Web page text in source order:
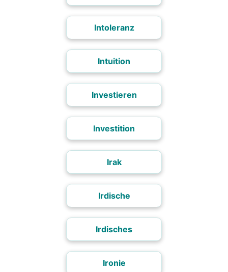
Intoleranz
Intuition
Investieren
Investition
Irak
Irdische
Irdisches
Ironie